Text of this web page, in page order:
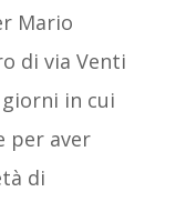
Mario
di via Venti
in cui
per aver
di